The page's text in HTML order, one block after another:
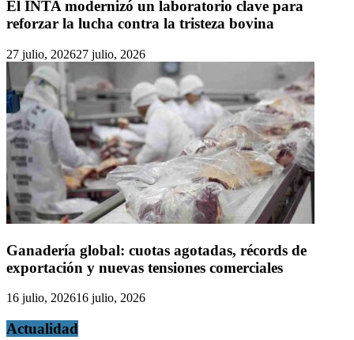
El INTA modernizó un laboratorio clave para
reforzar la lucha contra la tristeza bovina
27 julio, 202627 julio, 2026
Ganadería global: cuotas agotadas, récords de
exportación y nuevas tensiones comerciales
16 julio, 202616 julio, 2026
Actualidad